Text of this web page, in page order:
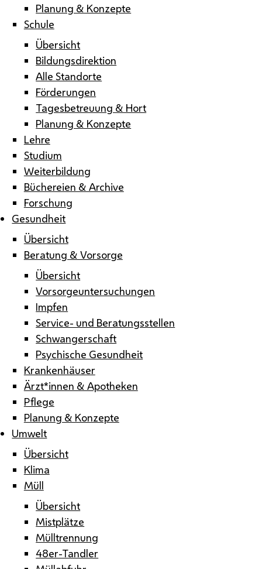
Planung & Konzepte
Schule
Übersicht
Bildungsdirektion
Alle Standorte
Förderungen
Tagesbetreuung & Hort
Planung & Konzepte
Lehre
Studium
Weiterbildung
Büchereien & Archive
Forschung
Gesundheit
Übersicht
Beratung & Vorsorge
Übersicht
Vorsorgeuntersuchungen
Impfen
Service- und Beratungsstellen
Schwangerschaft
Psychische Gesundheit
Krankenhäuser
Ärzt*innen & Apotheken
Pflege
Planung & Konzepte
Umwelt
Übersicht
Klima
Müll
Übersicht
Mistplätze
Mülltrennung
48er-Tandler